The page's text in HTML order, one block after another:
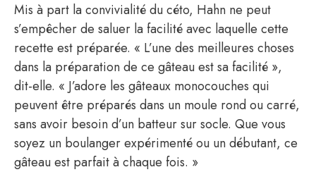
Mis à part la convivialité du céto, Hahn ne peut
s’empêcher de saluer la facilité avec laquelle cette
recette est préparée. « L’une des meilleures choses
dans la préparation de ce gâteau est sa facilité »,
dit-elle. « J’adore les gâteaux monocouches qui
peuvent être préparés dans un moule rond ou carré,
sans avoir besoin d’un batteur sur socle. Que vous
soyez un boulanger expérimenté ou un débutant, ce
gâteau est parfait à chaque fois. »